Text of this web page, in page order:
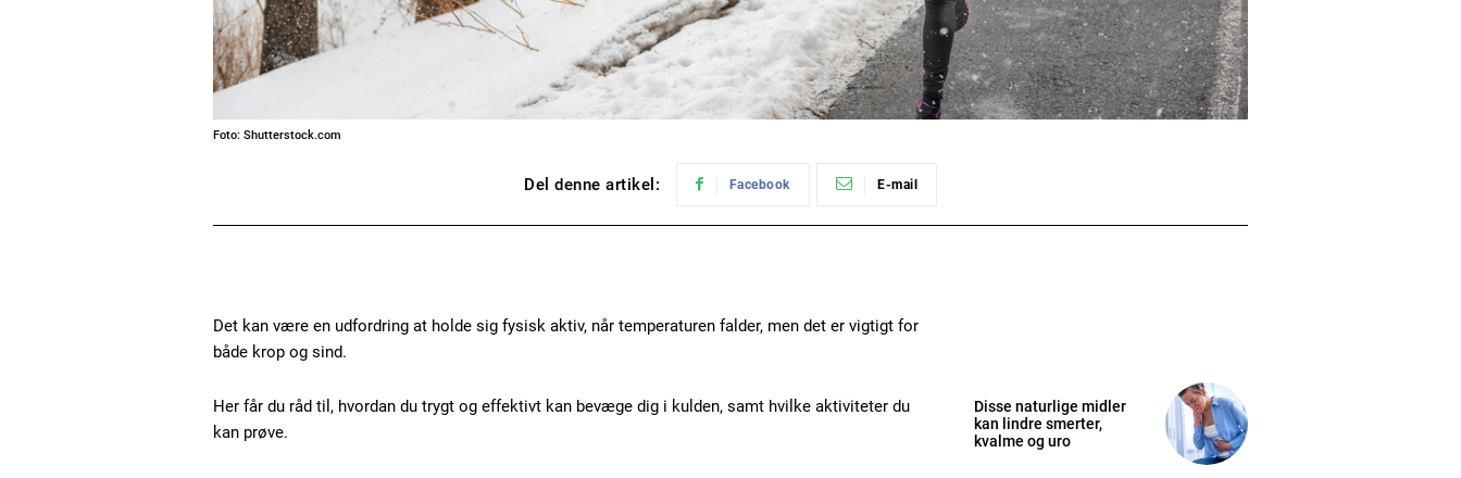
Foto: Shutterstock.com
Del denne artikel: Facebook E-mail
Det kan være en udfordring at holde sig fysisk aktiv, når temperaturen falder, men det er vigtigt for
både krop og sind.
Her får du råd til, hvordan du trygt og effektivt kan bevæge dig i kulden, samt hvilke aktiviteter du
kan prøve.
Disse naturlige midler
kan lindre smerter,
kvalme og uro